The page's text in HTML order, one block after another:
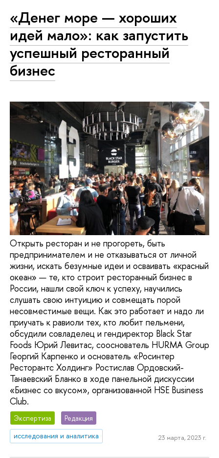
«Денег море — хороших
идей мало»: как запустить
успешный ресторанный
бизнес
Открыть ресторан и не прогореть, быть
предпринимателем и не отказываться от личной
жизни, искать безумные идеи и осваивать «красный
океан» — те, кто строит ресторанный бизнес в
России, нашли свой ключ к успеху, научились
слушать свою интуицию и совмещать порой
несовместимые вещи. Как это работает и надо ли
приучать к равиоли тех, кто любит пельмени,
обсудили совладелец и гендиректор Black Star
Foods Юрий Левитас, сооснователь HURMA Group
Георгий Карпенко и основатель «Росинтер
Ресторантс Холдинг» Ростислав Ордовский-
Танаевский Бланко в ходе панельной дискуссии
«Бизнес со вкусом», организованной HSE Business
Club.
Экспертиза
Редакция
исследования и аналитика
23 марта, 2023 г.